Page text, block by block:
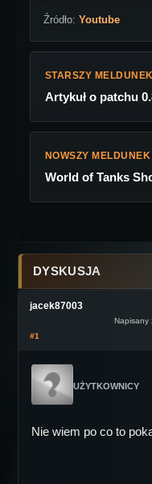
Źródło: Youtube
STARSZY MELDUNEK
Artykuł o patchu
NOWSZY MELDUNEK
World of Tanks
DYSKUSJA
jacek87003
Napisany
#1
UŻYTKOWNICY
Nie wiem po co to